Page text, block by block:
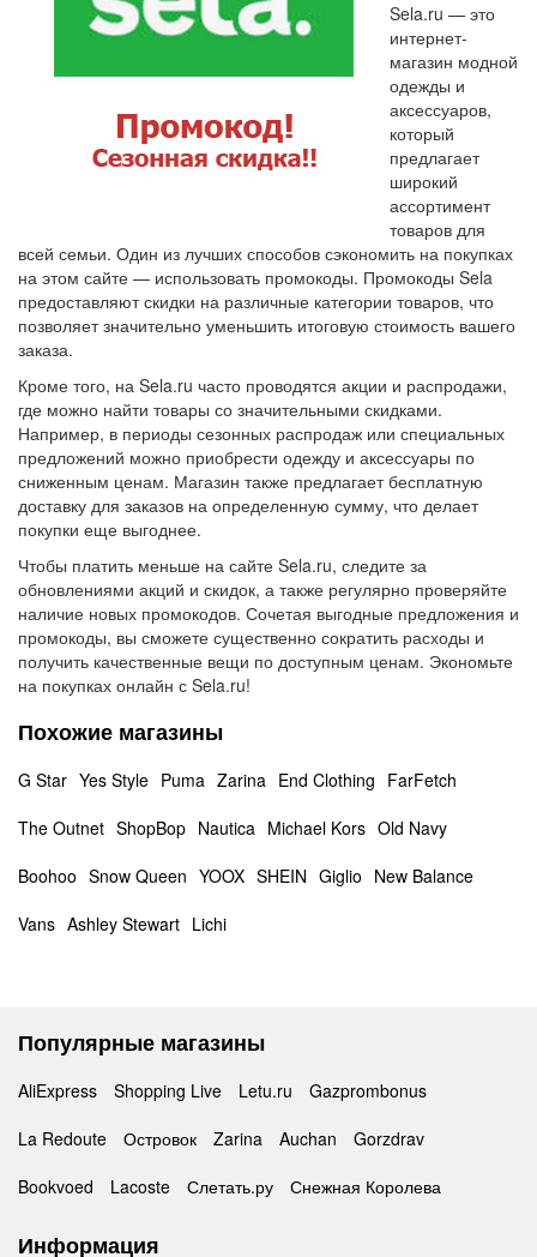
Sela.ru — это
интернет-
магазин модной
одежды и
аксессуаров,
который
предлагает
широкий
ассортимент
товаров для
всей семьи. Один из лучших способов сэкономить на покупках
на этом сайте — использовать промокоды. Промокоды Sela
предоставляют скидки на различные категории товаров, что
позволяет значительно уменьшить итоговую стоимость вашего
заказа.
Кроме того, на Sela.ru часто проводятся акции и распродажи,
где можно найти товары со значительными скидками.
Например, в периоды сезонных распродаж или специальных
предложений можно приобрести одежду и аксессуары по
сниженным ценам. Магазин также предлагает бесплатную
доставку для заказов на определенную сумму, что делает
покупки еще выгоднее.
Чтобы платить меньше на сайте Sela.ru, следите за
обновлениями акций и скидок, а также регулярно проверяйте
наличие новых промокодов. Сочетая выгодные предложения и
промокоды, вы сможете существенно сократить расходы и
получить качественные вещи по доступным ценам. Экономьте
на покупках онлайн с Sela.ru!
Похожие магазины
G Star Yes Style Puma Zarina End Clothing FarFetch
The Outnet ShopBop Nautica Michael Kors Old Navy
Boohoo Snow Queen YOOX SHEIN Giglio New Balance
Vans Ashley Stewart Lichi
Популярные магазины
AliExpress Shopping Live Letu.ru
Gazprombonus
La Redoute
Островок Zarina Auchan
Gorzdrav
Bookvoed
Lacoste Слетать.ру Снежная Королева
Информация